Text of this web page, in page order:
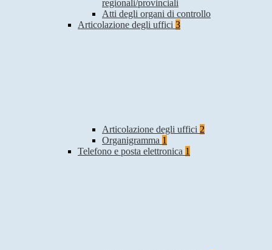
regionali/provinciali
Atti degli organi di controllo
Articolazione degli uffici 3
Articolazione degli uffici 2
Organigramma 1
Telefono e posta elettronica 1